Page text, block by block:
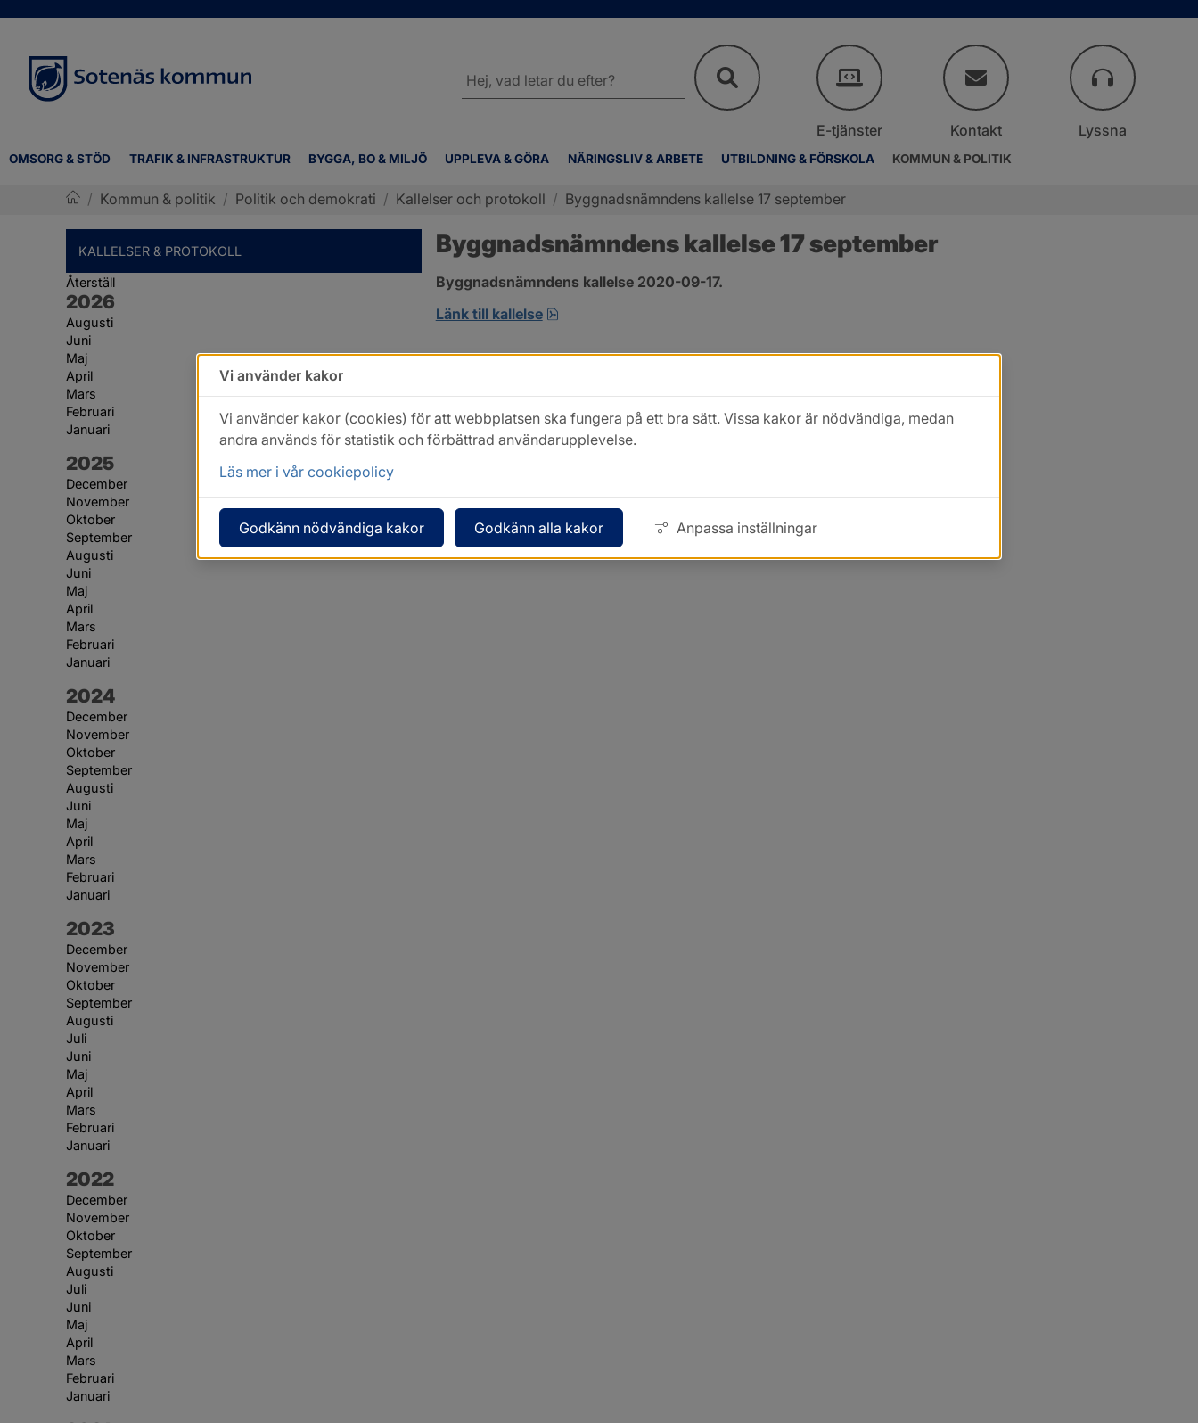
OMSORG & STÖD TRAFIK & INFRASTRUKTUR BYGGA, BO & MILJÖ UPPLEVA & GÖRA NÄRINGSLIV & ARBETE UTBILDNING & FÖRSKOLA KOMMUN & POLITIK
webbplatsen
E-tjänster Kontakt Lyssna
/ Kommun & politik / Politik och demokrati / Kallelser och protokoll / Byggnadsnämndens kallelse 17 september
KALLELSER & PROTOKOLL
Återställ
År:
2026
Augusti
Juni
Maj
April
Mars
Februari
Januari
År:
2025
December
November
Oktober
September
Augusti
Juni
Maj
April
Mars
Februari
Januari
År:
2024
December
November
Oktober
September
Augusti
Juni
Maj
April
Mars
Februari
Januari
År:
2023
December
November
Oktober
September
Augusti
Juli
Juni
Maj
April
Mars
Februari
Januari
År:
2022
December
November
Oktober
September
Augusti
Juli
Juni
Maj
April
Mars
Februari
Januari
Byggnadsnämndens kallelse 17 september
Byggnadsnämndens kallelse 2020-09-17.
Länk till kallelse
pdf, öppnas i nytt fönster.
Vi använder kakor
Vi använder kakor (cookies) för att webbplatsen ska fungera på ett bra sätt. Vissa kakor är nödvändiga, medan
andra används för statistik och förbättrad användarupplevelse.
Läs mer i vår cookiepolicy
Godkänn nödvändiga kakor Godkänn alla kakor Anpassa inställningar